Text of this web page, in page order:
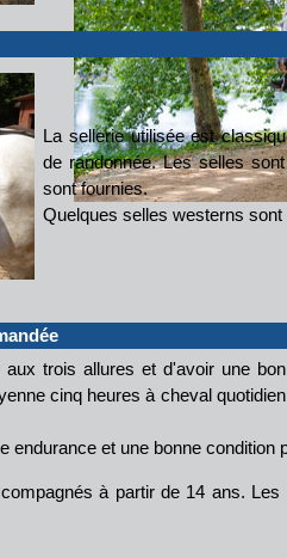
La sellerie utilisée est
de randonnée. Les selles
sont fournies.
Quelques selles westerns
e
aux trois allures et d'avoir une
cinq heures à cheval
endurance et une bonne condition
à partir de 14 ans.